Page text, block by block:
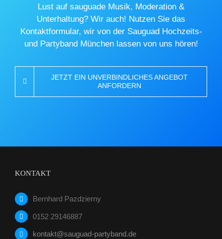
Lust auf sauguade Musik, Moderation &
Unterhaltung? Wir auch! Nutzen Sie das
Kontaktformular, wir von der Sauguad Hochzeits-
und Partyband München lassen von uns hören!
JETZT EIN UNVERBINDLICHES ANGEBOT
ANFORDERN
KONTAKT
Bernhard Pazdzierny
0152 29146887
kontakt@sauguad-partyband.de